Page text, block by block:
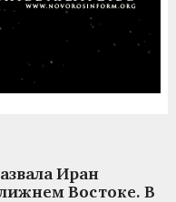
Иран
Востоке. В